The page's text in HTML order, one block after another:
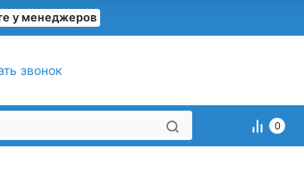
у менеджеров
звонок
0